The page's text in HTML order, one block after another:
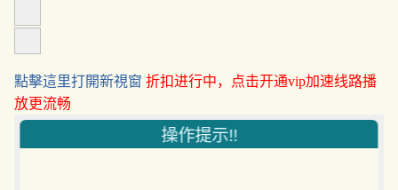
點擊這里打開新視窗 折扣进行中，点击开通vip加速线路播
放更流畅
操作提示!!